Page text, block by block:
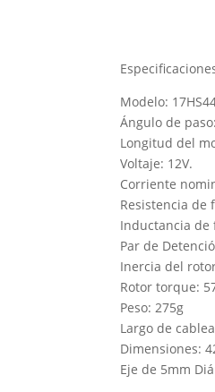
Modelo:
Ángulo de
Longitud del
Voltaje: 12V.
Corriente
Resistencia de
Inductancia de
Par de
Inercia del
Rotor torque:
Peso: 275g
Largo de
Dimensiones:
Eje de 5mm